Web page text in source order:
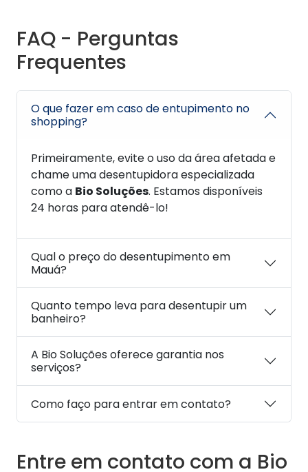
FAQ - Perguntas
Frequentes
O que fazer em caso de entupimento no
shopping?
Primeiramente, evite o uso da área afetada e
chame uma desentupidora especializada
como a Bio Soluções. Estamos disponíveis
24 horas para atendê-lo!
Qual o preço do desentupimento em
Mauá?
Quanto tempo leva para desentupir um
banheiro?
A Bio Soluções oferece garantia nos
serviços?
Como faço para entrar em contato?
Entre em contato com a Bio